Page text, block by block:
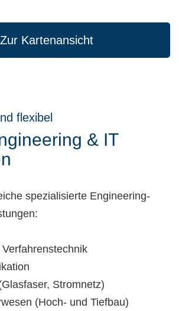
Zur Kartenansicht
& IT
flexibel
spezialisierte Engineering-
Stromnetz)
(Hoch- und Tiefbau)